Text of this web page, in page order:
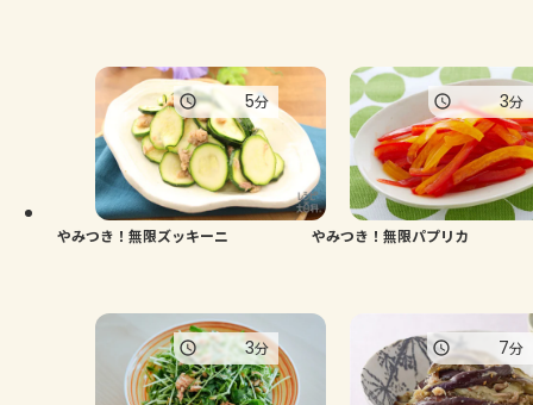
やみつき！無限ズッキーニ
5分
やみつき！無限パプリカ
3分
3分 7分